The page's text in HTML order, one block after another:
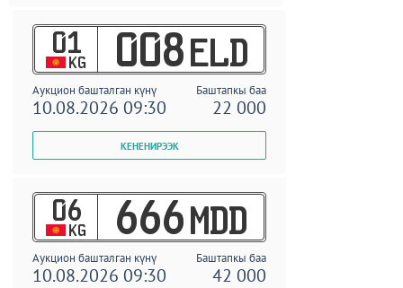
01
KG 008 ELD
Аукцион башталган күнү Баштапкы баа
10.08.2026 09:30 22 000
06
KG 666 MDD
Аукцион башталган күнү Баштапкы баа
10.08.2026 09:30 42 000